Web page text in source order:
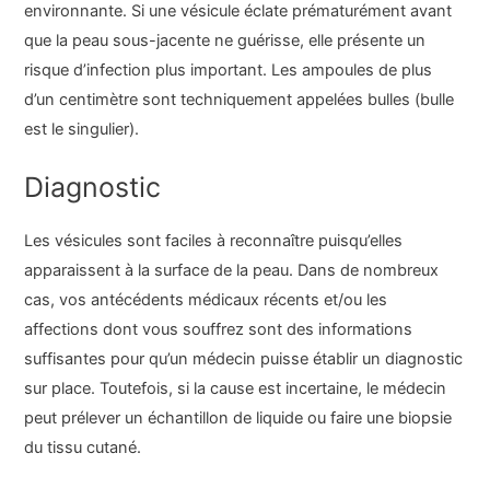
environnante. Si une vésicule éclate prématurément avant
que la peau sous-jacente ne guérisse, elle présente un
risque d’infection plus important. Les ampoules de plus
d’un centimètre sont techniquement appelées bulles (bulle
est le singulier).
Diagnostic
Les vésicules sont faciles à reconnaître puisqu’elles
apparaissent à la surface de la peau. Dans de nombreux
cas, vos antécédents médicaux récents et/ou les
affections dont vous souffrez sont des informations
suffisantes pour qu’un médecin puisse établir un diagnostic
sur place. Toutefois, si la cause est incertaine, le médecin
peut prélever un échantillon de liquide ou faire une biopsie
du tissu cutané.